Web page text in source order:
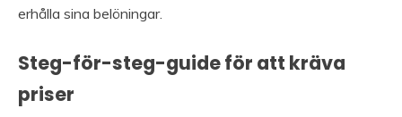
erhålla sina belöningar.
Steg-för-steg-guide för att kräva
priser